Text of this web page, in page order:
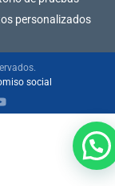
personalizados
social